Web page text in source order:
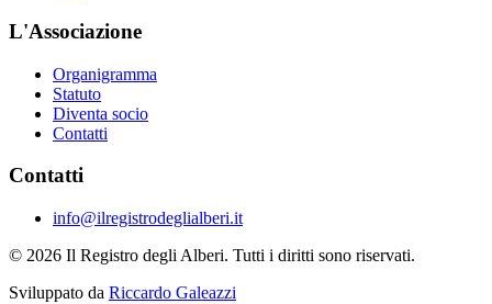
L'Associazione
Organigramma
Statuto
Diventa socio
Contatti
Contatti
info@ilregistrodeglialberi.it
© 2026 Il Registro degli Alberi. Tutti i diritti sono riservati.
Sviluppato da Riccardo Galeazzi